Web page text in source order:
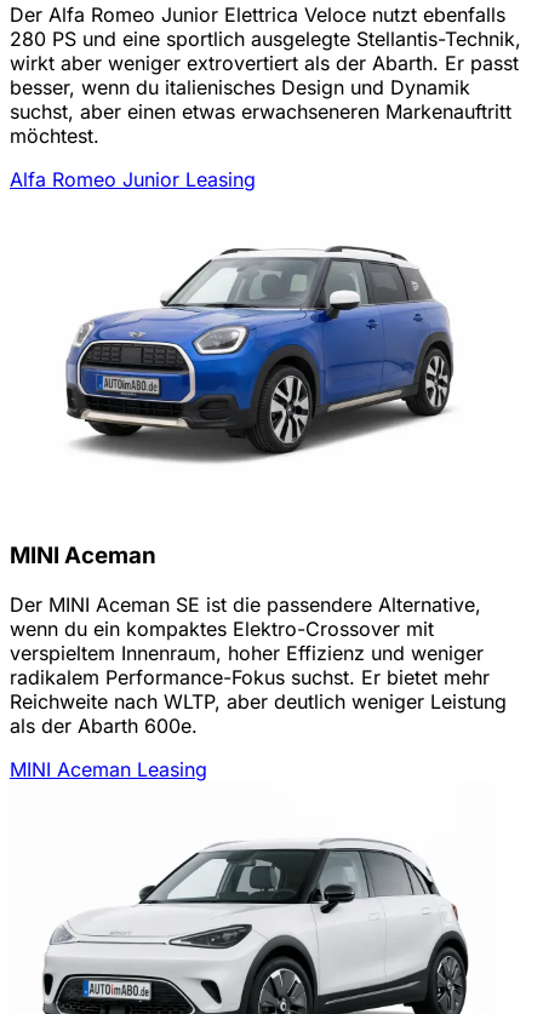
Der Alfa Romeo Junior Elettrica Veloce nutzt ebenfalls
280 PS und eine sportlich ausgelegte Stellantis-Technik,
wirkt aber weniger extrovertiert als der Abarth. Er passt
besser, wenn du italienisches Design und Dynamik
suchst, aber einen etwas erwachseneren Markenauftritt
möchtest.
Alfa Romeo Junior Leasing
MINI Aceman
Der MINI Aceman SE ist die passendere Alternative,
wenn du ein kompaktes Elektro-Crossover mit
verspieltem Innenraum, hoher Effizienz und weniger
radikalem Performance-Fokus suchst. Er bietet mehr
Reichweite nach WLTP, aber deutlich weniger Leistung
als der Abarth 600e.
MINI Aceman Leasing